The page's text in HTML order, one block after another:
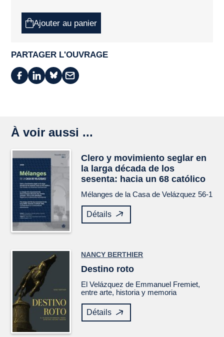
Ajouter au panier
PARTAGER L'OUVRAGE
À voir aussi ...
Clero y movimiento seglar en
la larga década de los
sesenta: hacia un 68 católico
Mélanges de la Casa de Velázquez 56-1
Détails
NANCY BERTHIER
Destino roto
ElVelázquez de Emmanuel Fremiet,
entre arte, historia y memoria
Détails